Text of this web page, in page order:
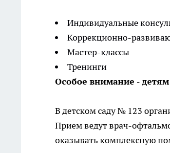
Индивидуальные
Коррекционно-
Мастер-классы
Тренинги
Особое внимание -
В детском саду № 123
Прием ведут врач-
оказывать комплексную